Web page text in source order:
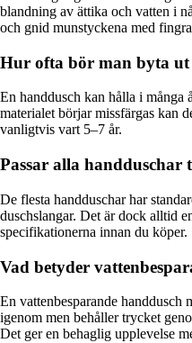
blandning av ättika och vatten i
och gnid munstyckena med
Hur ofta bör man byta ut
En handdusch kan hålla i många
materialet börjar missfärgas kan
vanligtvis vart 5–7 år.
Passar alla handduschar
De flesta handduschar har
duschslangar. Det är dock alltid
specifikationerna innan du köper.
Vad betyder
En vattenbesparande handdusch
igenom men behåller trycket
Det ger en behaglig upplevelse